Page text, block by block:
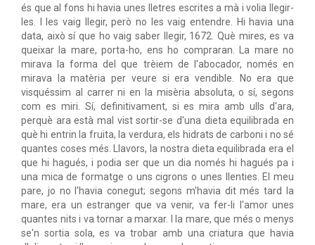
és que al fons hi havia unes lletres escrites a mà i volia llegir-
les. I les vaig llegir, però no les vaig entendre. Hi havia una
data, això sí que ho vaig saber llegir, 1672. Què mires, es va
queixar la mare, porta-ho, ens ho compraran. La mare no
mirava la forma del que trèiem de l'abocador, només en
mirava la matèria per veure si era vendible. No era que
visquéssim al carrer ni en la misèria absoluta, o sí, segons
com es miri. Sí, definitivament, si es mira amb ulls d'ara,
perquè ara està mal vist sortir-se d'una dieta equilibrada en
què hi entrin la fruita, la verdura, els hidrats de carboni i no sé
quantes coses més. Llavors, la nostra dieta equilibrada era el
que hi hagués, i podia ser que un dia només hi hagués pa i
una mica de formatge o uns cigrons o unes llenties. El meu
pare, jo no l'havia conegut; segons m'havia dit més tard la
mare, era un estranger que va venir, va fer-li l'amor unes
quantes nits i va tornar a marxar. I la mare, que més o menys
se'n sortia sola, es va trobar amb una criatura que havia